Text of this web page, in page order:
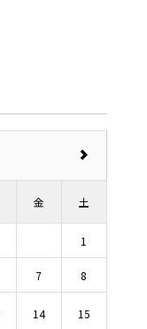
金 土
1
7 8
14 15